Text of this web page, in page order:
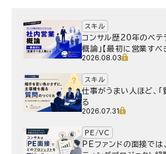
スキル
コンサル歴20年のベテ
概論」【最初に営業す
で】
2026.08.03
スキル
仕事がうまい人ほど、
る
2026.07.31
PE/VC
PEファンドの面接では